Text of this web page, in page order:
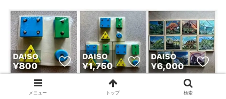
メニュー トップ 検索